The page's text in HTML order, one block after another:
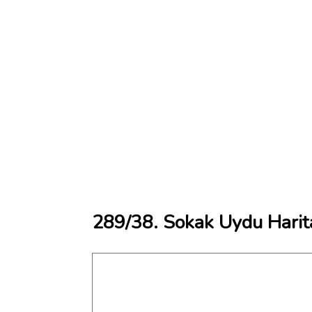
289/38. Sokak Uydu